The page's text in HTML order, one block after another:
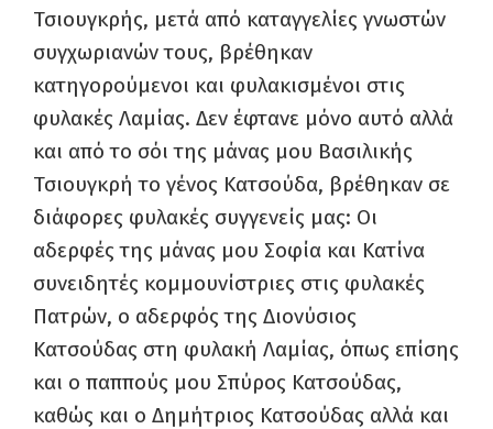
Τσιουγκρής, μετά από καταγγελίες γνωστών
συγχωριανών τους, βρέθηκαν
κατηγορούμενοι και φυλακισμένοι στις
φυλακές Λαμίας. Δεν έφτανε μόνο αυτό αλλά
και από το σόι της μάνας μου Βασιλικής
Τσιουγκρή το γένος Κατσούδα, βρέθηκαν σε
διάφορες φυλακές συγγενείς μας: Οι
αδερφές της μάνας μου Σοφία και Κατίνα
συνειδητές κομμουνίστριες στις φυλακές
Πατρών, ο αδερφός της Διονύσιος
Κατσούδας στη φυλακή Λαμίας, όπως επίσης
και ο παππούς μου Σπύρος Κατσούδας,
καθώς και ο Δημήτριος Κατσούδας αλλά και